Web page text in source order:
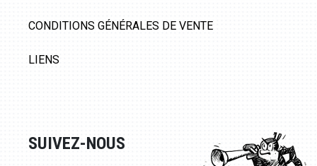
CONDITIONS GÉNÉRALES DE VENTE
LIENS
SUIVEZ-NOUS